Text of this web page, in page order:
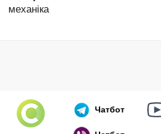
механіка
Чатбот